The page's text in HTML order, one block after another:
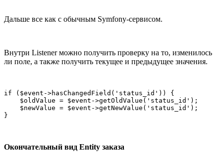
Дальше все как с обычным Symfony-сервисом.
Внутри Listener можно получить проверку на то, изменилось
ли поле, а также получить текущее и предыдущее значения.
if ($event->hasChangedField('status_id')) {
    $oldValue = $event->getOldValue('status_id');
    $newValue = $event->getNewValue('status_id');
}
Окончательный вид Entity заказа